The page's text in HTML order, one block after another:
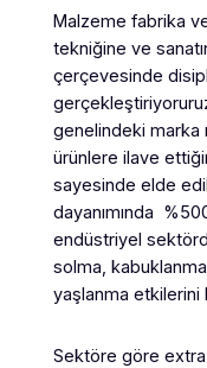
Malzeme fabrika
tekniğine ve
çerçevesinde
genelindeki
ürünlere ilave
sayesinde elde
dayanımında
endüstriyel
solma,
yaşlanma etkilerini
Sektöre göre